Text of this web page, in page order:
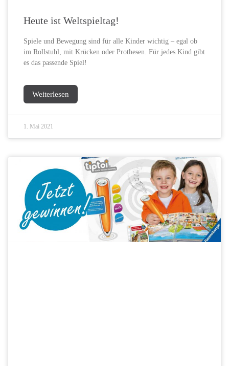
Heute ist Weltspieltag!
Spiele und Bewegung sind für alle Kinder wichtig – egal ob
im Rollstuhl, mit Krücken oder Prothesen. Für jedes Kind gibt
es das passende Spiel!
Weiterlesen
1. Mai 2021